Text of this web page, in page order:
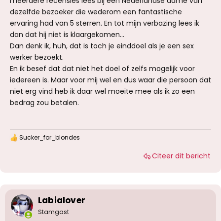
van de 10 keer heb je wel een gouden hit. Maar
je bent eerst veel Leergeld kwijt voordat je
succes hebt dus voor mij een No-Go tenzij de
dame lovende recensies hier heeft.
- Nederlandse dames hebben een gouden kut.
350 euro per uur. Ook dan kun je niet uitgaan
van een prettige bijeenkomst want de positieve
recensies zijn vaak van mannen die helemaal
hoteldebotel zijn van betreffende dame. En
uiteindelijk heb ik achteraf het gevoel van kut is
kut, maar ben wel minimaal 100/150 euro lichter,
dus ook een No-Go.
Ik wil naar een dame die ik mooi vind voor 1 uur
Een jaar geleden kostte dat mij 200 euro en nu
aankomst).
En dan nog is het aantal keren succes zo een
dezelfde bezoeker die wederom een fantastische
ervaring had van 5 sterren. En tot mijn verbazing lees ik
dan dat hij niet is klaargekomen...
Dan denk ik, huh, dat is toch je einddoel als je een sex
werker bezoekt.
En ik besef dat dat niet het doel of zelfs mogelijk voor
iedereen is. Maar voor mij wel en dus waar die persoon dat
niet erg vind heb ik daar wel moeite mee als ik zo een
bedrag zou betalen.
W
n
g
Sucker_for_blondes
Citeer dit bericht
Labialover
Stamgast